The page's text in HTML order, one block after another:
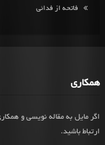
فاتحه از فدائی
همکاری
اگر مایل به مقاله نویسی و
ارتباط باشید.